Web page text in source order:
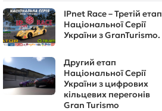
IPnet Race – Третій етап
Національної Серії
України з GranTurismo.
Другий етап
Національної Серії
України з цифрових
кільцевих перегонів
Gran Turismo